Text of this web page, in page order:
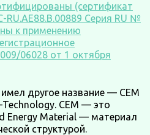
(сертификат
Серия RU №
к применению
06028 от 1 октября
другое название — СЕМ
Technology. СЕМ — это
Energy Material — материал
структурой.